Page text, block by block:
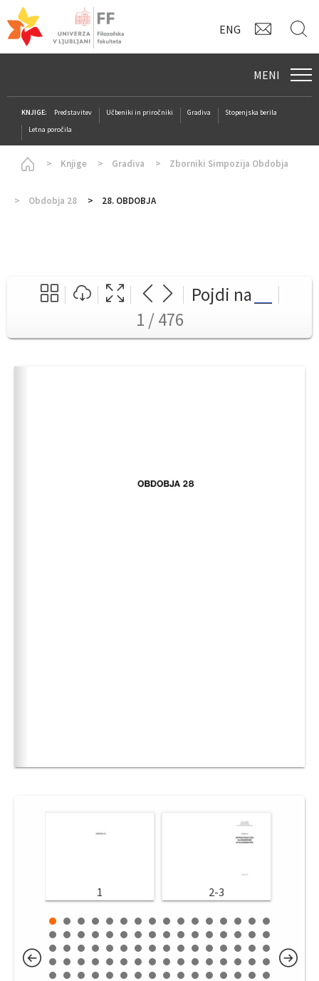
ENG
MENI
KNJIGE: Predstavitev Učbeniki in priročniki Gradiva
Stopenjska berila
Letna poročila
Homepage
Knjige Gradiva Zborniki Simpozija Obdobja
Obdobja 28 28. OBDOBJA
Pojdi na
1 / 476
1 2-3